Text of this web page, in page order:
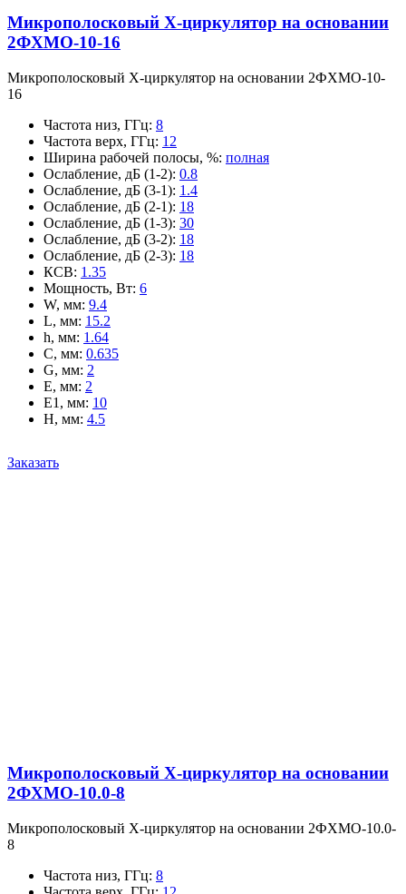
Микрополосковый X-циркулятор на основании
2ФХМО-10-16
Микрополосковый X-циркулятор на основании 2ФХМО-10-
16
Частота низ, ГГц: 8
Частота верх, ГГц: 12
Ширина рабочей полосы, %: полная
Ослабление, дБ (1-2): 0.8
Ослабление, дБ (3-1): 1.4
Ослабление, дБ (2-1): 18
Ослабление, дБ (1-3): 30
Ослабление, дБ (3-2): 18
Ослабление, дБ (2-3): 18
КСВ: 1.35
Мощность, Вт: 6
W, мм: 9.4
L, мм: 15.2
h, мм: 1.64
C, мм: 0.635
G, мм: 2
E, мм: 2
E1, мм: 10
H, мм: 4.5
Заказать
Микрополосковый X-циркулятор на основании
2ФХМО-10.0-8
Микрополосковый X-циркулятор на основании 2ФХМО-10.0-
8
Частота низ, ГГц: 8